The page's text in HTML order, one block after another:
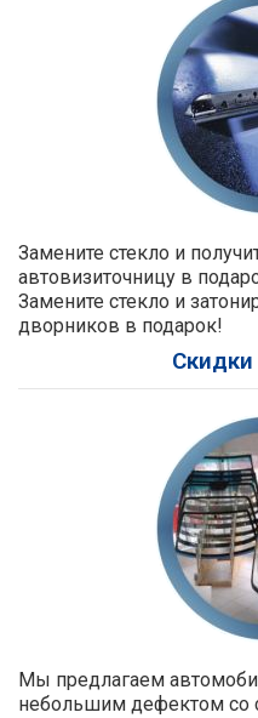
Замените стекло и
автовизиточницу в
Замените стекло и
дворников в подарок!
Скидки
Мы предлагаем
небольшим дефектом со